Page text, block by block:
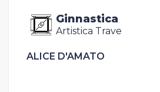
Ginnastica
Artistica Trave
ALICE D'AMATO